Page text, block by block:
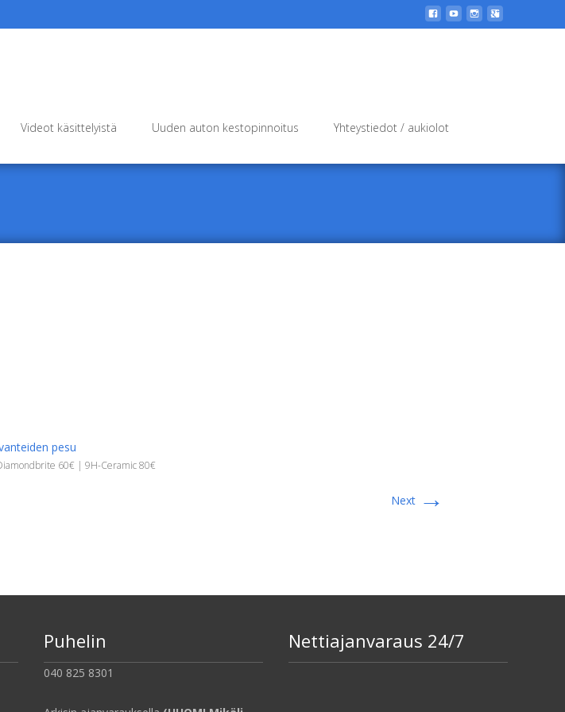
Videot käsittelyistä Uuden auton kestopinnoitus Yhteystiedot / aukiolot
Next →
60€ | 9H-Ceramic 80€
Puhelin
040 825 8301
Nettiajanvaraus 24/7